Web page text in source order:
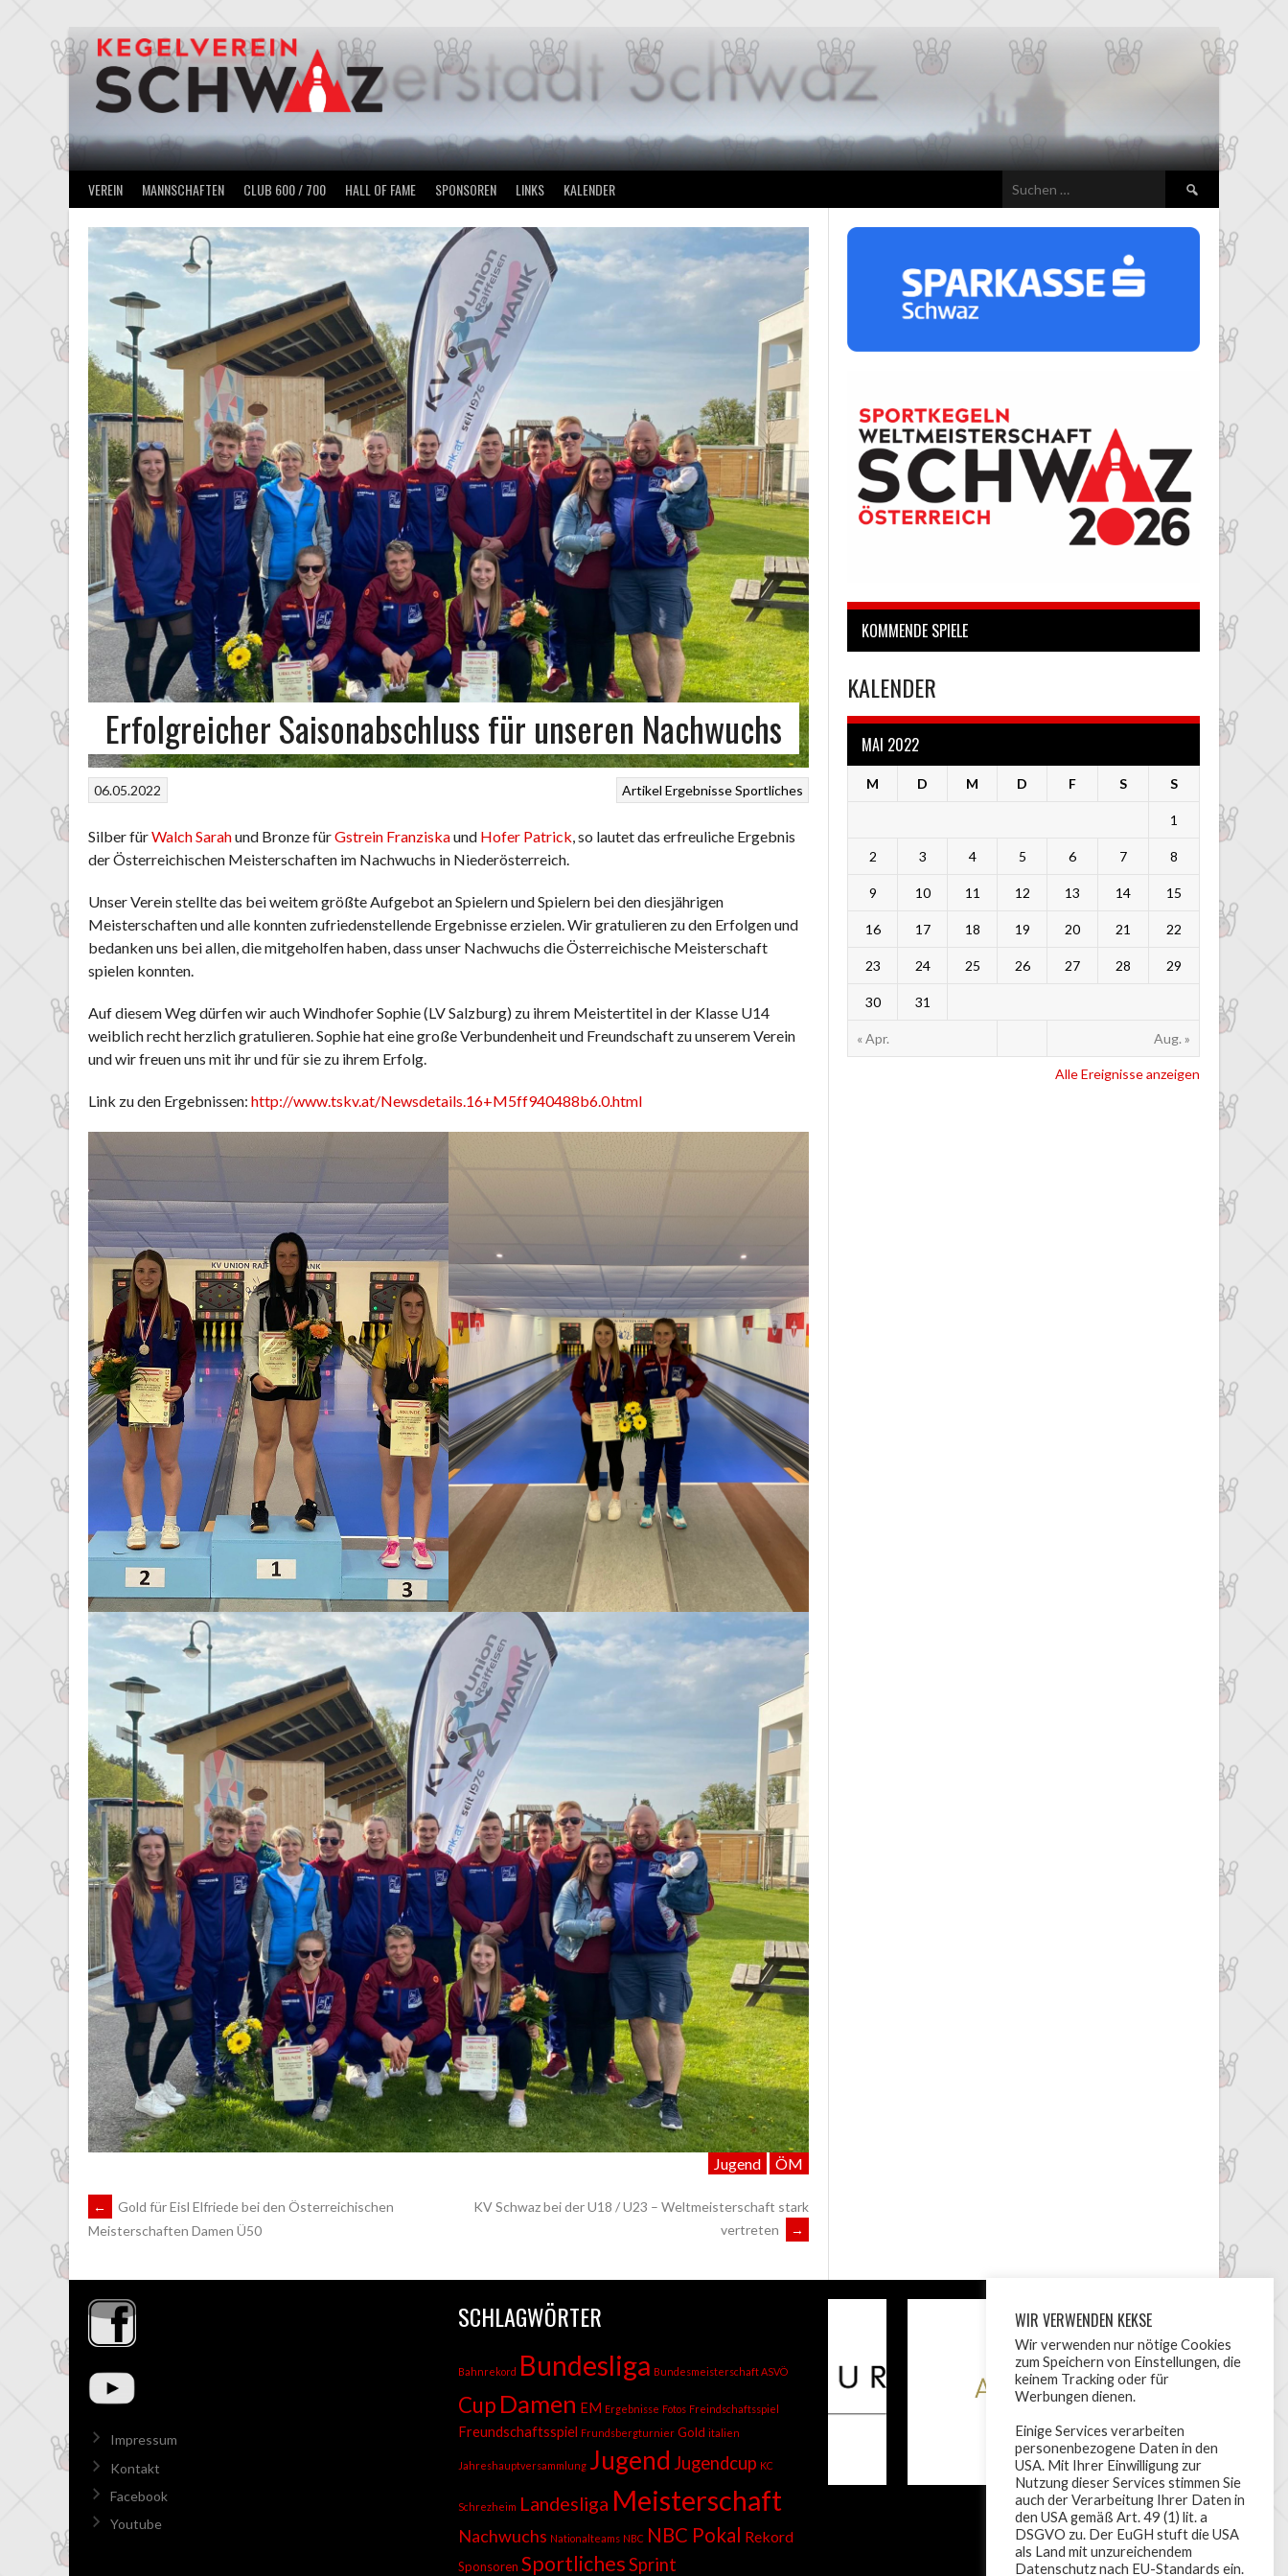
VEREIN MANNSCHAFTEN CLUB 600 / 700 HALL OF FAME SPONSOREN LINKS KALENDER
Suchen
nach:
Erfolgreicher Saisonabschluss für unseren Nachwuchs
Artikel ErgebnisseSportliches
06.05.2022
Silber fürWalch Sarahund Bronze fürGstrein Franziskaund Hofer Patrick , so lautet das erfreuliche Ergebnis
der Österreichischen Meisterschaften im Nachwuchs in Niederösterreich.
Unser Verein stellte das bei weitem größte Aufgebot an Spielern und Spielern bei den diesjährigen
Meisterschaften und alle konnten zufriedenstellende Ergebnisse erzielen. Wir gratulieren zu den Erfolgen und
bedanken uns bei allen, die mitgeholfen haben, dass unser Nachwuchs die Österreichische Meisterschaft
spielen konnten.
Auf diesem Weg dürfen wir auch Windhofer Sophie (LV Salzburg) zu ihrem Meistertitel in der Klasse U14
weiblich recht herzlich gratulieren. Sophie hat eine große Verbundenheit und Freundschaft zu unserem Verein
und wir freuen uns mit ihr und für sie zu ihrem Erfolg.
Link zu den Ergebnissen: http://www.tskv.at/Newsdetails.16+M5ff940488b6.0.html
Jugend ÖM
ARTIKEL-
NAVIGATION
←
Gold für Eisl Elfriede bei den Österreichischen
Meisterschaften Damen Ü50
KV Schwaz bei der U18 / U23 – Weltmeisterschaft stark
vertreten
→
KOMMENDE SPIELE
KALENDER
MAI 2022
M D M D F S S
« Apr. Aug. »
1
2 3 4 5 6 7 8
9 10 11 12 13 14 15
16 17 18 19 20 21 22
23 24 25 26 27 28 29
30 31
Alle Ereignisse anzeigen
Impressum
Kontakt
Facebook
Youtube
SCHLAGWÖRTER
Bahnrekord Bundesliga Bundesmeisterschaft ASVÖ
Cup Damen EM Ergebnisse Fotos Freindschaftsspiel
Freundschaftsspiel Frundsbergturnier Gold italien
Jahreshauptversammlung Jugend Jugendcup KC
Schrezheim Landesliga Meisterschaft
Nachwuchs Nationalteams NBC NBC Pokal Rekord
Sponsoren SportlichesSprint
WIR VERWENDEN KEKSE
Wir verwenden nur nötige Cookies
zum Speichern von Einstellungen, die
keinem Tracking oder für
Werbungen dienen.
Einige Services verarbeiten
personenbezogene Daten in den
USA. Mit Ihrer Einwilligung zur
Nutzung dieser Services stimmen Sie
auch der Verarbeitung Ihrer Daten in
den USA gemäß Art. 49 (1) lit. a
DSGVO zu. Der EuGH stuft die USA
als Land mit unzureichendem
Datenschutz nach EU-Standards ein.